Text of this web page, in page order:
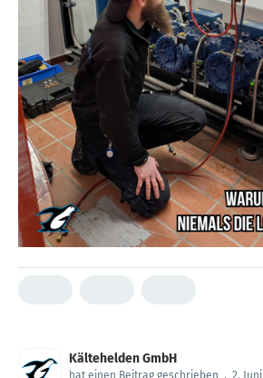
Kältehelden GmbH
hat einen Beitrag geschrieben . 2. Juni